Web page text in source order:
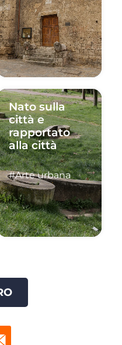
Nato sulla
città e
rapportato
alla città
#Arte urbana